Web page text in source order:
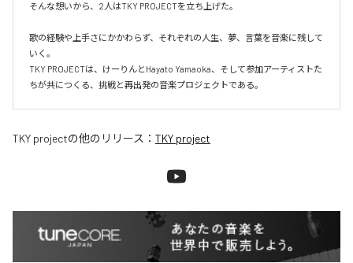
そんな想いから、2人はTKY PROJECTを立ち上げた。
歌の経験や上手さにかかわらず、それぞれの人生、夢、言葉を音楽に残して
いく。
TKY PROJECTは、けーりんとHayato Yamaoka、そして参加アーティストた
ちが共につくる、挑戦と再出発の音楽プロジェクトである。
TKY projectの他のリリース： TKY project